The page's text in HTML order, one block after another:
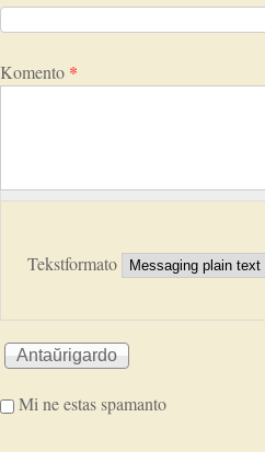
Komento *
Tekstformato
Mi ne estas spamanto